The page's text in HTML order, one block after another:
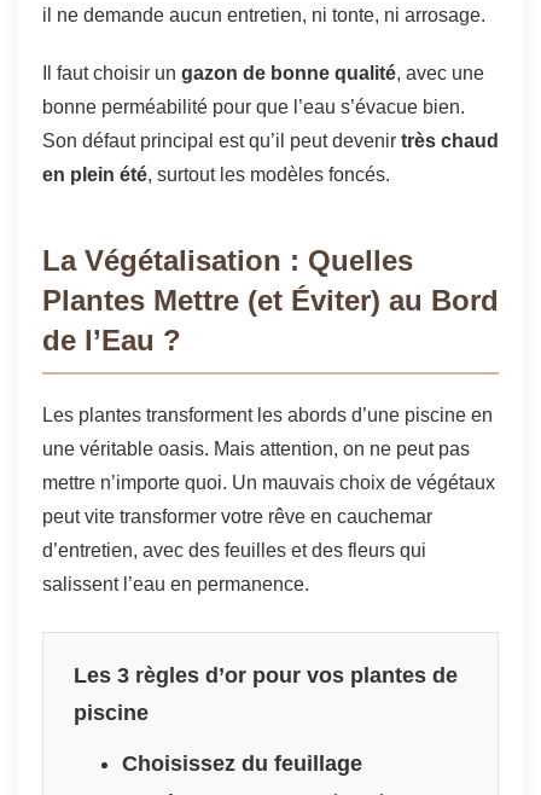
il ne demande aucun entretien, ni tonte, ni arrosage.
Il faut choisir un gazon de bonne qualité, avec une
bonne perméabilité pour que l’eau s’évacue bien.
Son défaut principal est qu’il peut devenir très chaud
en plein été, surtout les modèles foncés.
La Végétalisation : Quelles
Plantes Mettre (et Éviter) au Bord
de l’Eau ?
Les plantes transforment les abords d’une piscine en
une véritable oasis. Mais attention, on ne peut pas
mettre n’importe quoi. Un mauvais choix de végétaux
peut vite transformer votre rêve en cauchemar
d’entretien, avec des feuilles et des fleurs qui
salissent l’eau en permanence.
Les 3 règles d’or pour vos plantes de
piscine
Choisissez du feuillage